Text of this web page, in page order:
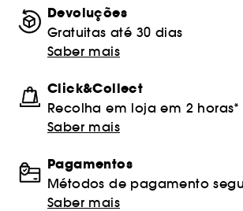
Devoluções
Gratuitas até 30 dias
Saber mais
Click&Collect
Recolha em loja em 2 horas*
Saber mais
Pagamentos
Métodos de pagamento
Saber mais